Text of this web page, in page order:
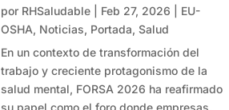
por RHSaludable| Feb 27, 2026
EU-
OSHA, Noticias, Portada, Salud
En un contexto de transformación del
trabajo y creciente protagonismo de la
salud mental, FORSA 2026 ha reafirmado
su papel como el foro donde empresas,